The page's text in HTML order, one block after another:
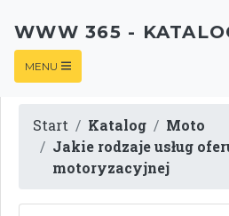
WWW 365 -
MENU
Start Katalog
Moto
Jakie rodzaje usług
motoryzacyjnej